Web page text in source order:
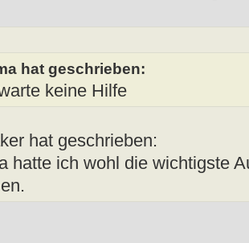
hat geschrieben:
keine Hilfe
hat geschrieben:
hatte ich wohl die wichtigste